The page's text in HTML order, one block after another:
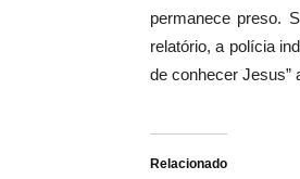
permanece preso.
relatório, a polícia
de conhecer Jesus”
Relacionado